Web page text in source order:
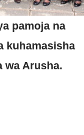
pamoja na
kuhamasisha
wa Arusha.